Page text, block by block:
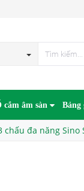
cắm âm sàn Bảng
chấu đa năng Sino